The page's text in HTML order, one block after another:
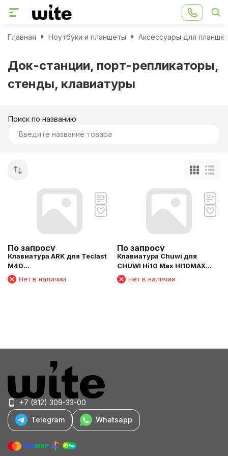
Главная Ноутбуки и планшеты Аксессуары для
Док-станции, порт-репликаторы,
стенды, клавиатуры
Поиск по названию
По запросу
Клавиатура ARK для Teclast
M40
Pro/M40/P20HD/T50/P30HD/T40/T40
Pro/M50/T50/K10 черный
Нет в наличии
По запросу
Клавиатура Chuwi для
CHUWI Hi10 Max HI10MAX
черныйНет в наличии
+7 (812) 309-33-00
Telegram
Whatsapp